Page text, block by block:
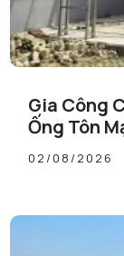
Gia Công
Ống Tôn
Thiết Kế
02/08/2026